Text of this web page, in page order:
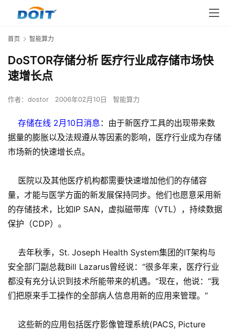
首页 智能算力
DoSTOR存储分析 医疗行业成存储市场快
速增长点
作者： dostor 2006年02月10日 智能算力
存储在线 2月10日消息 ：由于新医疗工具的出现带来数
据量的膨胀以及法规遵从等因素的影响，医疗行业成为存储
市场新的快速增长点。
医院以及其他医疗机构都需要快速增加他们的存储容
量，才能与医学方面的新发展保持同步。他们也愿意采用新
的存储技术，比如IP SAN，虚拟磁带库（VTL），持续数据
保护（CDP）。
去年秋季，St. Joseph Health System集团的IT架构与
安全部门副总裁Bill Lazarus曾经说：“很多年来，医疗行业
都没有充分认识到技术所能带来的机遇。”现在，他说：“我
们把原来手工操作的全部病人信息用新的应用来管理。”
这些新的应用包括医疗影像管理系统(PACS, Picture